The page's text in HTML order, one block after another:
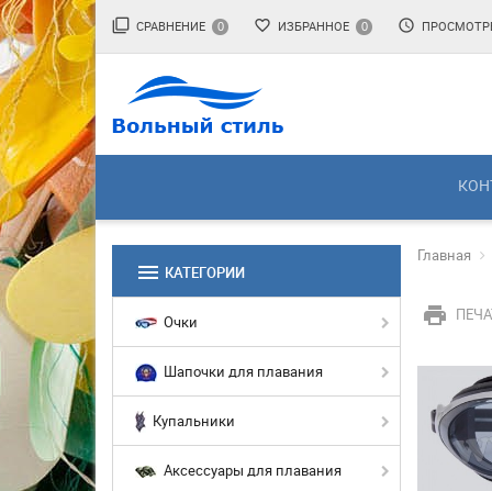
filter_none СРАВНЕНИЕ 0 favorite_border ИЗБРАННОЕ 0 access_time
menu КАТЕГОРИИ
Очки
Шапочки для плавания
Купальники
Аксессуары для плавания
Главная
print